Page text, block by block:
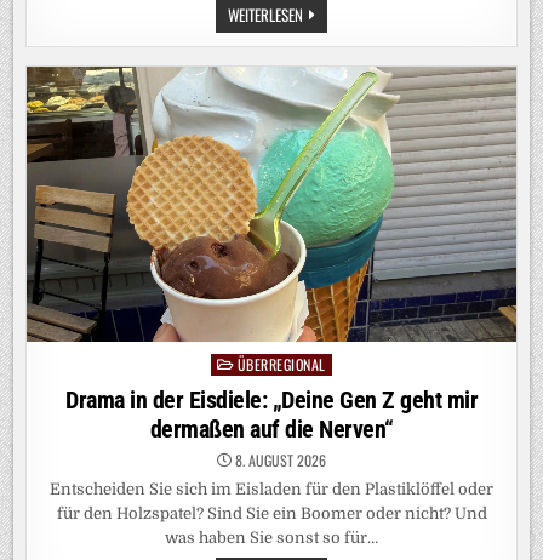
WEITERLESEN KRIEG
IN
DER
UKRAINE:
MUTMASSLICH U
KRAINISCHE D
ROHNE E
XPLODIERT N
AHE G
AS-P
IPELINE I
N B
ULGARIEN
Posted
in
ÜBERREGIONAL
Drama in der Eisdiele: „Deine Gen Z geht mir
dermaßen auf die Nerven“
8. AUGUST 2026
Entscheiden Sie sich im Eisladen für den Plastiklöffel oder
für den Holzspatel? Sind Sie ein Boomer oder nicht? Und
was haben Sie sonst so für…